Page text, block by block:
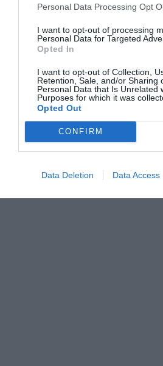
Personal Data Processing Opt
I want to opt-out of processing
Personal Data for Targeted
Opted In
I want to opt-out of Collection,
Retention, Sale, and/or Sharing
Personal Data that Is Unrelated
Purposes for which it was
Opted Out
CONFIRM
Data Deletion Data Access
Ξεπερνούν τους 200 οι υποψήφιοι
Ξεκινά η διάθεση του πετρελαίου
Παρασκευή - Που κυμαίνεται η τιμή
πλατφόρμα για το επίδομα
Ισχυρές εκρήξεις στην Ουκρανία -
αμαξίδιο στον Θερμαϊκό